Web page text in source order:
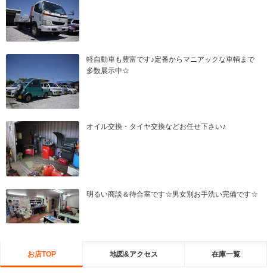
軽自動車も豊富です♪定番からマニアックな車輌まで
多数展示中☆
オイル交換・タイヤ交換などお任せ下さい♪
明るい商談＆待合室です☆男女別お手洗い完備です☆
お店TOP 地図&アクセス 在庫一覧